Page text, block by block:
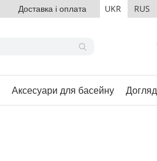
Доставка і оплата UKR RUS
Аксесуари для басейну